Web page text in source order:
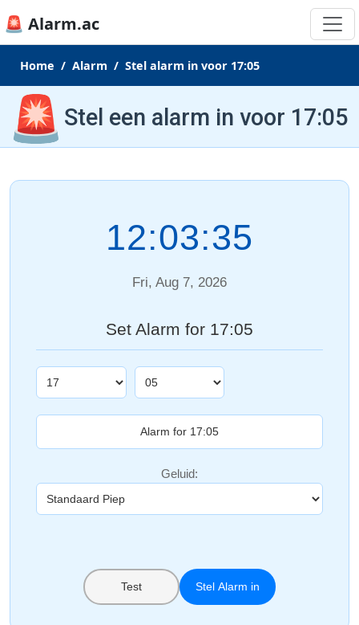
🚨 Alarm.ac
Home Alarm Stel alarm in voor 17:05
🚨 Stel een alarm in voor 17:05
12:03:35
Fri, Aug 7, 2026
Set Alarm for 17:05
Geluid:
Test Stel Alarm in